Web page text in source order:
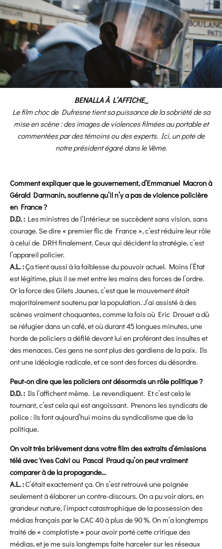
BENALLA À L’AFFICHE_
Le film choc de Dufresne tient sa puissance de la sobriété de sa
mise en scène : des images de violences filmées au portable et
commentées par des témoins ou des experts. Ici, un pote de
notre président égaré dans le Vème.
Comment expliquer que le gouvernement, d’Emmanuel Macron à
Gérald Darmanin, soutienne qu’il n’y a pas de violence policière
en France ?
D.D. : Les ministres de l’Intérieur se succèdent sans vision, sans
courage. Se dire « premier flic de France », c’est réduire leur rôle
à celui de DRH finalement. Ceux qui décident la stratégie, c’est
l’appareil policier.
A.L. :Ça tient aussi à la faiblesse du pouvoir actuel. Moins l’État
est légitime, plus il se met entre les mains des forces de l’ordre.
Or la force des Gilets Jaunes, c’est que le mouvement était
majoritairement soutenu par la population. J’ai assisté à des
scènes vraiment choquantes, comme la fois où Eric Drouet a dû
se réfugier dans un café, et où durant 45 longues minutes, une
horde de policiers a défilé devant lui en proférant des insultes et
des menaces. Ces gens ne sont plus des gardiens de la paix. Ils
ont une idéologie radicale, et ce sont des forces du désordre.
Peut-on dire que les policiers ont désormais un rôle politique ?
D.D. : Ils l’affichent même. Le revendiquent. Et c’est cela le
tournant, c’est cela qui est angoissant. Prenons les syndicats de
police : ils font aujourd’hui moins du syndicalisme que de la
politique.
On voit très brièvement dans votre film des extraits d’émissions
télé avec Yves Calvi ou Pascal Praud qu’on peut vraiment
comparer à de la propagande…
A.L. :C’était exactement ça. On s’est retrouvé une poignée
seulement à élaborer un contre-discours. On a pu voir alors, en
grandeur nature, l’impact catastrophique de la possession des
médias français par le CAC 40 à plus de 90 %. On m’a longtemps
traité de « complotiste » pour avoir porté cette critique des
médias, et je me suis longtemps faite harceler sur les réseaux